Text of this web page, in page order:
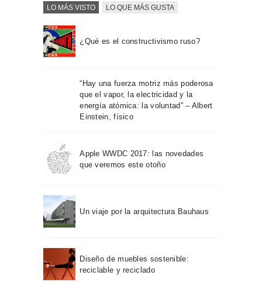
LO MÁS VISTO LO QUE MÁS GUSTA
¿Qué es el constructivismo ruso?
“Hay una fuerza motriz más poderosa
que el vapor, la electricidad y la
energía atómica: la voluntad” – Albert
Einstein, físico
Apple WWDC 2017: las novedades
que veremos este otoño
Un viaje por la arquitectura Bauhaus
Diseño de muebles sostenible:
reciclable y reciclado